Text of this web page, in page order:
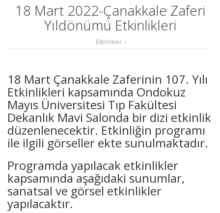
18 Mart 2022-Çanakkale Zaferi
Yıldönümü Etkinlikleri
Etkinlikler
18 Mart Çanakkale Zaferinin 107. Yılı
Etkinlikleri kapsamında Ondokuz
Mayıs Üniversitesi Tıp Fakültesi
Dekanlık Mavi Salonda bir dizi etkinlik
düzenlenecektir. Etkinliğin programı
ile ilgili görseller ekte sunulmaktadır.
Programda yapılacak etkinlikler
kapsamında aşağıdaki sunumlar,
sanatsal ve görsel etkinlikler
yapılacaktır.